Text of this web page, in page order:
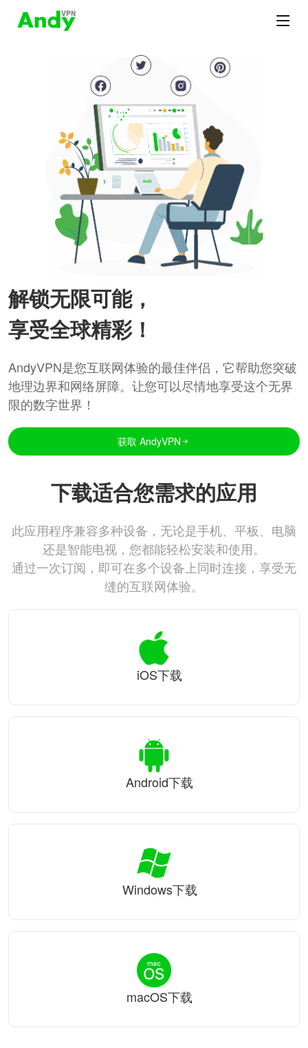
解锁无限可能，
享受全球精彩！
AndyVPN是您互联网体验的最佳伴侣，它帮助您突破
地理边界和网络屏障。让您可以尽情地享受这个无界
限的数字世界！
获取 AndyVPN
下载适合您需求的应用
此应用程序兼容多种设备，无论是手机、平板、电脑
还是智能电视，您都能轻松安装和使用。
通过一次订阅，即可在多个设备上同时连接，享受无
缝的互联网体验。
iOS下载
Android下载
Windows下载
macOS下载